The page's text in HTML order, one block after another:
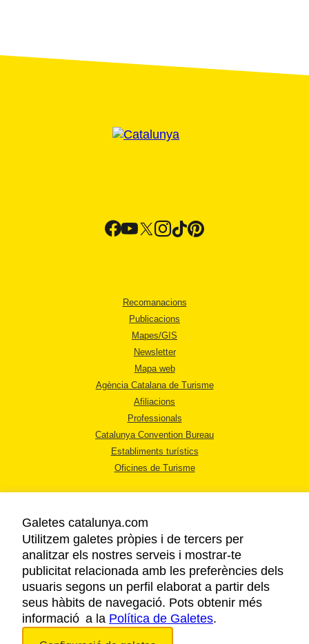
Recomanacions
Publicacions
Mapes/GIS
Newsletter
Mapa web
Agència Catalana de Turisme
Afiliacions
Professionals
Catalunya Convention Bureau
Establiments turístics
Oficines de Turisme
AVÍS LEGAL
POLÍTICA DE PRIVACITAT
COOKIES
ACCESSIBILITAT
Galetes catalunya.com
Utilitzem galetes pròpies i de tercers per
analitzar els nostres serveis i mostrar-te
publicitat relacionada amb les preferències dels
usuaris segons un perfil elaborat a partir dels
seus hàbits de navegació. Pots obtenir més
informació a la Política de Galetes.